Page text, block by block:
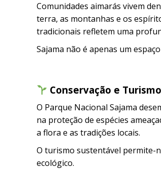
Comunidades aimarás vivem
terra, as montanhas e os
tradicionais refletem uma
Sajama não é apenas um
Conservação e
O Parque Nacional Sajama
na proteção de espécies
a flora e as tradições locais.
O turismo sustentável permite-
ecológico.